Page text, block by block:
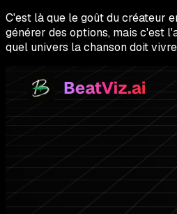
C'est là que le goût du créateur
générer des options, mais c'est
quel univers la chanson doit